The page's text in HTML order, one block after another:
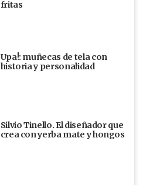
fritas
Upa!: muñecas de tela con
historia y personalidad
Silvio Tinello. El diseñador que
crea con yerba mate y hongos